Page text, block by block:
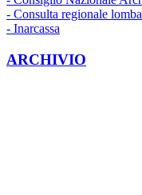
- Consulta regionale
- Inarcassa
ARCHIVIO